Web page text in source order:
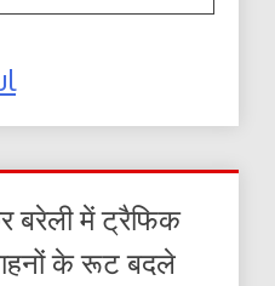
बरेली में ट्रैफिक
के रूट बदले